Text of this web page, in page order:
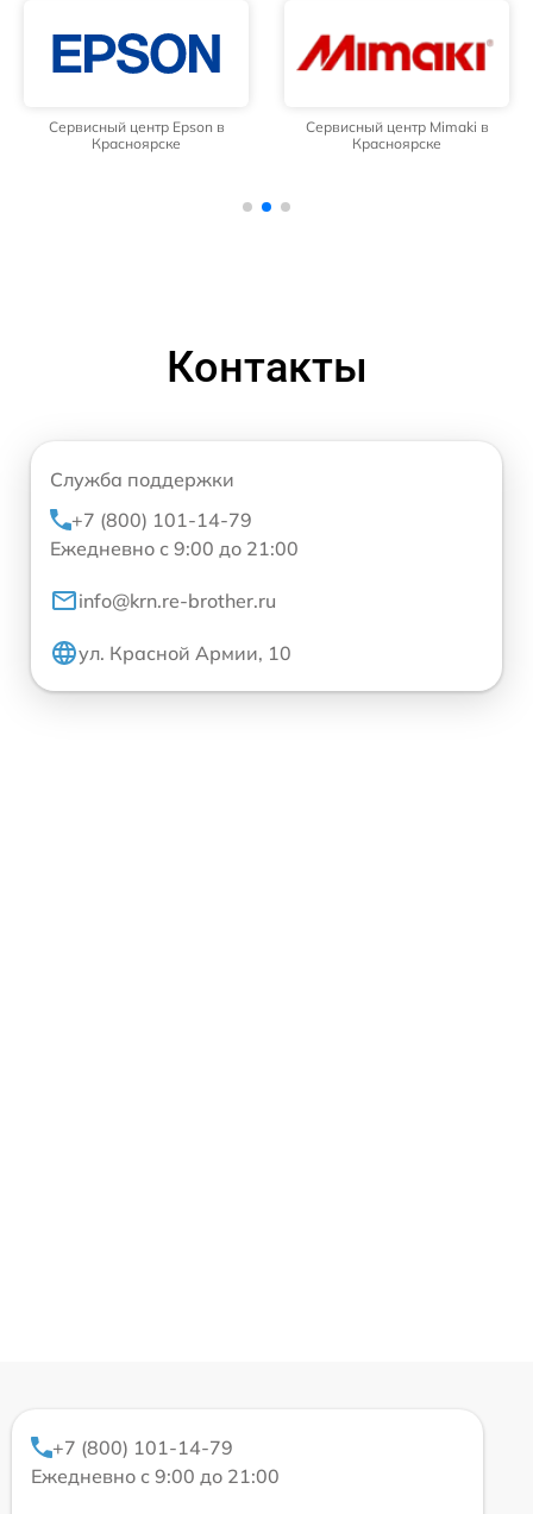
Сервисный центр Epson в
Красноярске
Сервисный центр Mimaki в
Красноярске
Контакты
Служба поддержки
+7 (800) 101-14-79
Ежедневно с 9:00 до 21:00
info@krn.re-brother.ru
ул. Красной Армии, 10
+7 (800) 101-14-79
Ежедневно с 9:00 до 21:00